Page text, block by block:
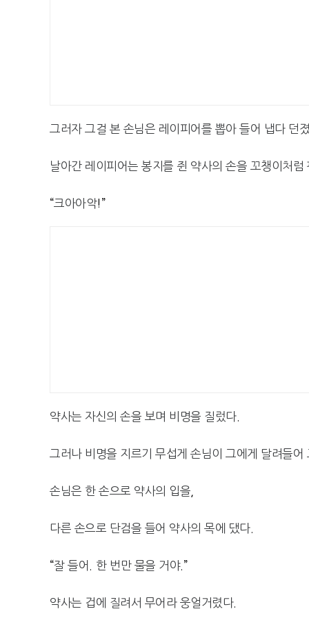
그러자 그걸 본 손님은 레이피어를 뽑아 들어 냅다 던
날아간 레이피어는 봉지를 쥔 약사의 손을 꼬챙이처럼
“크아아악!”
약사는 자신의 손을 보며 비명을 질렀다.
그러나 비명을 지르기 무섭게 손님이 그에게 달려들어
손님은 한 손으로 약사의 입을
다른 손으로 단검을 들어 약사의 목에 댔다.
“잘 들어 한 번만 물을 거야.”
약사는 겁에 질려서 무어라 웅얼거렸다.